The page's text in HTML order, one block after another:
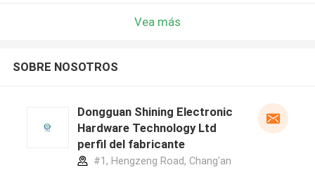
Vea más
SOBRE NOSOTROS
Dongguan Shining Electronic
Hardware Technology Ltd
perfil del fabricante
#1, Hengzeng Road, Chang'an